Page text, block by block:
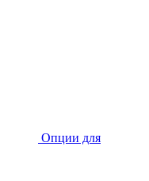
Опции для